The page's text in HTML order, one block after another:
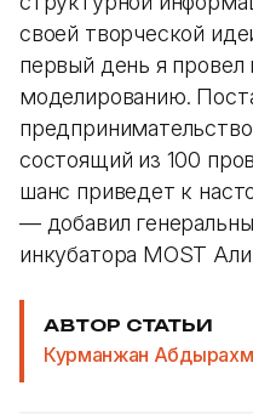
своей творческой
первый день я провел
моделированию.
состоящий из 100
шанс приведет к
— добавил
инкубатора MOST
АВТОР СТАТЬИ
Курманжан